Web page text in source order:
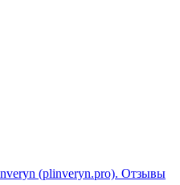
(plinveryn.pro). Отзывы